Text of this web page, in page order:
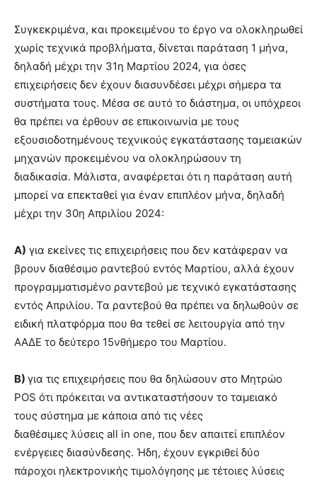
Συγκεκριμένα, και προκειμένου το έργο να ολοκληρωθεί
χωρίς τεχνικά προβλήματα, δίνεται παράταση 1 μήνα,
δηλαδή μέχρι την 31η Μαρτίου 2024, για όσες
επιχειρήσεις δεν έχουν διασυνδέσει μέχρι σήμερα τα
συστήματα τους. Μέσα σε αυτό το διάστημα, οι υπόχρεοι
θα πρέπει να έρθουν σε επικοινωνία με τους
εξουσιοδοτημένους τεχνικούς εγκατάστασης ταμειακών
μηχανών προκειμένου να ολοκληρώσουν τη
διαδικασία. Μάλιστα, αναφέρεται ότι η παράταση αυτή
μπορεί να επεκταθεί για έναν επιπλέον μήνα, δηλαδή
μέχρι την 30η Απριλίου 2024:
Α) για εκείνες τις επιχειρήσεις που δεν κατάφεραν να
βρουν διαθέσιμο ραντεβού εντός Μαρτίου, αλλά έχουν
προγραμματισμένο ραντεβού με τεχνικό εγκατάστασης
εντός Απριλίου. Τα ραντεβού θα πρέπει να δηλωθούν σε
ειδική πλατφόρμα που θα τεθεί σε λειτουργία από την
ΑΑΔΕ το δεύτερο 15νθήμερο του Μαρτίου.
Β) για τις επιχειρήσεις που θα δηλώσουν στο Μητρώο
POS ότι πρόκειται να αντικαταστήσουν το ταμειακό
τους σύστημα με κάποια από τις νέες
διαθέσιμες λύσεις all in one, που δεν απαιτεί επιπλέον
ενέργειες διασύνδεσης. Ήδη, έχουν εγκριθεί δύο
πάροχοι ηλεκτρονικής τιμολόγησης με τέτοιες λύσεις